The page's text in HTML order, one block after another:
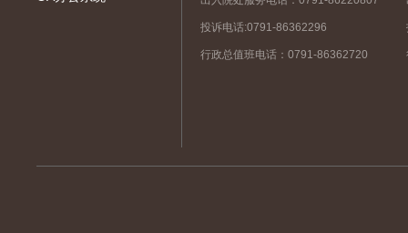
投诉电话:0791-86362296
行政总值班电话：0791-86362720